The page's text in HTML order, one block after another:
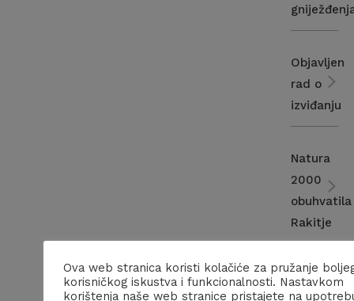
Objavljen
rad o
izviđanju
Natura
2000
obuhvatila
Rakitje
Nacrt
Ova web stranica koristi kolačiće za pružanje
korisničkog iskustva i funkcionalnosti. Nastavkom
korištenja naše web stranice pristajete na